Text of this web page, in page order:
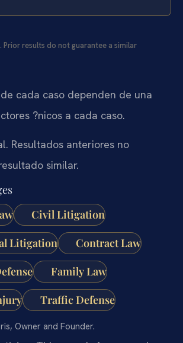
results do not guarantee a similar
cada caso dependen de una
?nicos a cada caso.
Resultados anteriores no
similar.
Civil Litigation
Litigation Contract Law
Family Law
Traffic Defense
Owner and Founder.